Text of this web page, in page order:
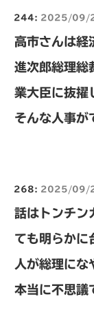
244: 2025/09/
高市さんは経
進次郎総理総
業大臣に抜擢
そんな人事が
268: 2025/09/
話はトンチン
ても明らかに
人が総理にな
本当に不思議